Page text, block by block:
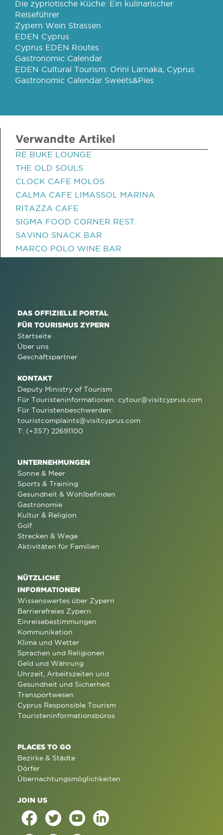
Die zypriotische Küche: Ein kulinarischer
Reiseführer
Zypern Wein Strassen
EDEN Cyprus
Cyprus EDEN Routes
Gastronomic Calendar
EDEN Cultural Tourism: Orini Larnaka, Cyprus
Gastronomic Calendar Sweets&Pies
Verwandte Artikel
RE BUKE LOUNGE
THE OLD SOULS
CLOCK CAFE MOLOS
CALMA CAFE LIMASSOL MARINA
RITAZZA CAFE
SIGMA FOOD CORNER REST.
SAVINO SNACK BAR
MARCO POLO WINE BAR
DAS OFFIZIELLE PORTAL
FÜR TOURISMUS ZYPERN
Startseite
Über uns
Geschäftspartner
KONTAKT
Deputy Ministry of Tourism
Für Touristeninformationen: cytour@visitcyprus.com
Für Touristenbeschwerden:
touristcomplaints@visitcyprus.com
T: (+357) 22691100
UNTERNEHMUNGEN
Sonne & Meer
Sports & Training
Gesundheit & Wohlbefinden
Gastronomie
Kultur & Religion
Golf
Strecken & Wege
Aktivitäten für Familien
NÜTZLICHE
INFORMATIONEN
Wissenswertes über Zypern
Barrierefreies Zypern
Einreisebestimmungen
Kommunikation
Klima und Wetter
Sprachen und Religionen
Geld und Währung
Uhrzeit, Arbeitszeiten und
Gesundheit und Sicherheit
Transportwesen
Cyprus Responsible Tourism
Touristeninformationsbüros
PLACES TO GO
Bezirke & Städte
Dörfer
Übernachtungsmöglichkeiten
JOIN US